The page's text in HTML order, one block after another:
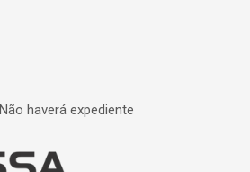
Não haverá expediente